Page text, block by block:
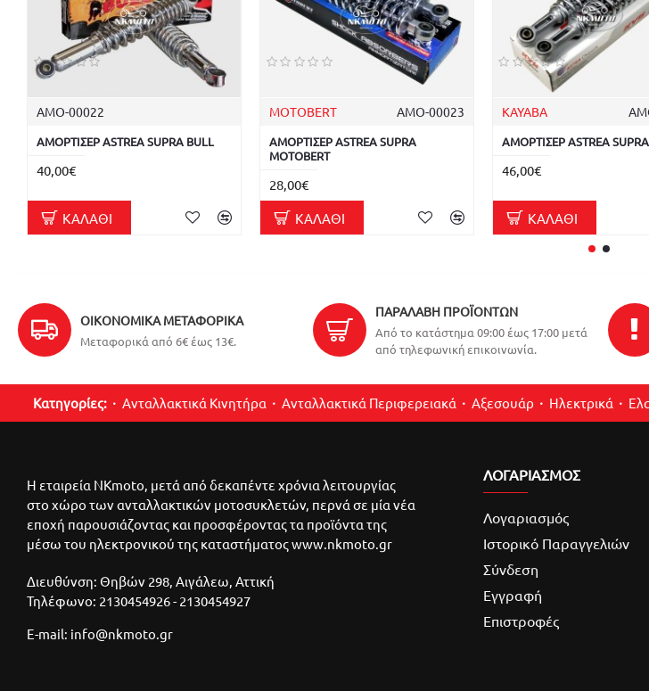
ΑΜΟ-00022
ΑΜΟΡΤΙΣΕΡ ASTREA SUPRA BULL
40,00€
ΚΑΛΆΘΙ
MOTOBERT ΑΜΟ-00023
ΑΜΟΡΤΙΣΕΡ ASTREA SUPRA
MOTOBERT
28,00€
ΚΑΛΆΘΙ
KAYABA
ΑΜΟΡΤΙΣΕΡ ASTREA
46,00€
ΚΑΛΆΘΙ
ΟΙΚΟΝΟΜΙΚΆ ΜΕΤΑΦΟΡΙΚΆ
Μεταφορικά από 6€ έως 13€.
ΠΑΡΑΛΑΒΉ ΠΡΟΪΌΝΤΩΝ
Από το κατάστημα 09:00 έως 17:00 μετά
από τηλεφωνική επικοινωνία.
Κατηγορίες: Ανταλλακτικά Κινητήρα Ανταλλακτικά Περιφερειακά Αξεσουάρ Ηλεκτρικά
Η εταιρεία NKmoto, μετά από δεκαπέντε χρόνια λειτουργίας
στο χώρο των ανταλλακτικών μοτοσυκλετών, περνά σε μία νέα
εποχή παρουσιάζοντας και προσφέροντας τα προϊόντα της
μέσω του ηλεκτρονικού της καταστήματος www.nkmoto.gr
Διευθύνση: Θηβών 298, Αιγάλεω, Αττική
Τηλέφωνο: 2130454926 - 2130454927
E-mail: info@nkmoto.gr
ΛΟΓΑΡΙΑΣΜΌΣ
Λογαριασμός
Ιστορικό Παραγγελιών
Σύνδεση
Εγγραφή
Επιστροφές